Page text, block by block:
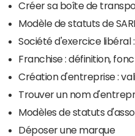
Créer sa boîte de
Modèle de statuts de SARL
Société d'exercice libéral
Franchise : définition,
Création d'entreprise :
Trouver un nom
Modèles de statuts
Déposer une marque